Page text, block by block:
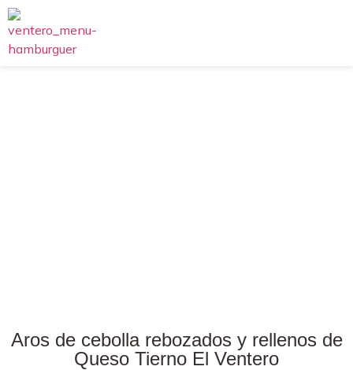
Aros de cebolla rebozados y rellenos de
Queso Tierno El Ventero